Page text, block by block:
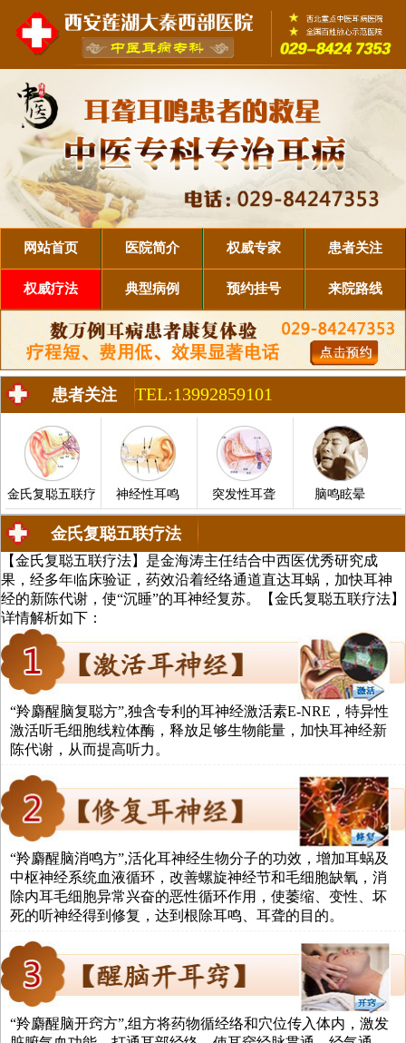
网站首页 医院简介 权威专家 患者关注
权威疗法 典型病例 预约挂号 来院路线
患者关注 TEL:13992859101
金氏复聪五联疗
法
神经性耳鸣 突发性耳聋 脑鸣眩晕
金氏复聪五联疗法
中医治疗耳聋、耳鸣、中耳炎、脑鸣
【金氏复聪五联疗法】是金海涛主任结合中西医优秀研究成
果，经多年临床验证，药效沿着经络通道直达耳蜗，加快耳神
经的新陈代谢，使“沉睡”的耳神经复苏。【金氏复聪五联疗法】
详情解析如下：
“羚麝醒脑复聪方”,独含专利的耳神经激活素E-NRE，特异性
激活听毛细胞线粒体酶，释放足够生物能量，加快耳神经新
陈代谢，从而提高听力。
“羚麝醒脑消鸣方”,活化耳神经生物分子的功效，增加耳蜗及
中枢神经系统血液循环，改善螺旋神经节和毛细胞缺氧，消
除内耳毛细胞异常兴奋的恶性循环作用，使萎缩、变性、坏
死的听神经得到修复，达到根除耳鸣、耳聋的目的。
“羚麝醒脑开窍方”,组方将药物循经络和穴位传入体内，激发